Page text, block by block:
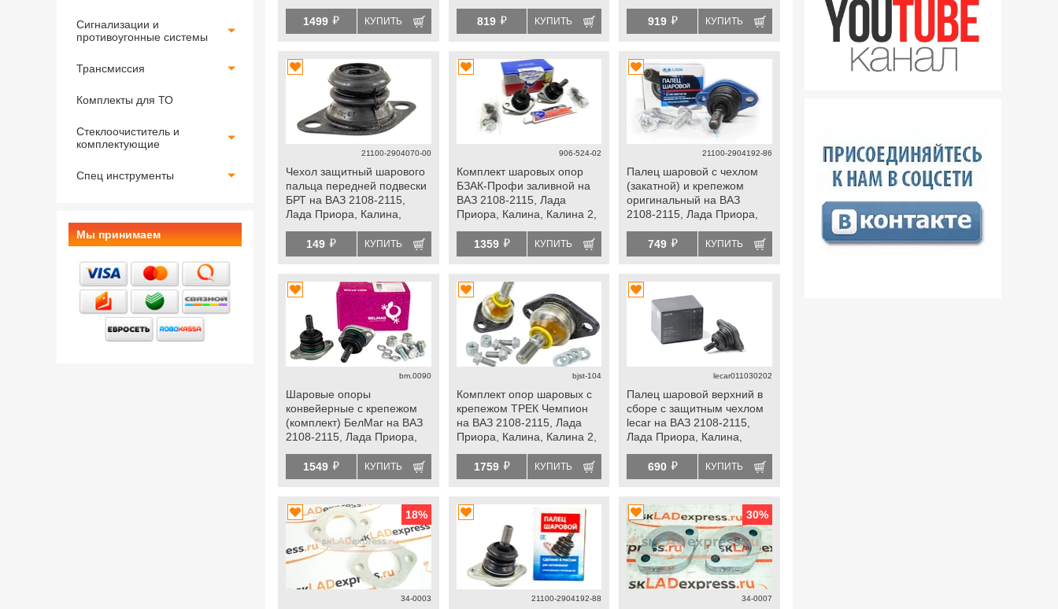
Сигнализации и
противоугонные системы
Трансмиссия
Комплекты для ТО
Стеклоочиститель и
комплектующие
Спец инструменты
Мы принимаем
Ока, datsun
1499 й КУПИТЬ
Ока, datsun
819 й КУПИТЬ
Гранта, Гранта fl, Ока,
datsun
919 й КУПИТЬ
21100-2904070-00
Чехол защитный шарового
пальца передней подвески
БРТ на ВАЗ 2108-2115,
Лада Приора, Калина,
Ока, datsun
149 й КУПИТЬ
906-524-02
Комплект шаровых опор
БЗАК-Профи заливной на
ВАЗ 2108-2115, Лада
Приора, Калина, Калина 2,
datsun
1359 й КУПИТЬ
21100-2904192-86
Палец шаровой с чехлом
(закатной) и крепежом
оригинальный на ВАЗ
2108-2115, Лада Приора,
Гранта fl, Ока, datsun
749 й КУПИТЬ
bm.0090
Шаровые опоры
конвейерные с крепежом
(комплект) БелМаг на ВАЗ
2108-2115, Лада Приора,
Гранта fl, Ока, datsun
1549 й КУПИТЬ
bjst-104
Комплект опор шаровых с
крепежом ТРЕК Чемпион
на ВАЗ 2108-2115, Лада
Приора, Калина, Калина 2,
datsun
1759 й КУПИТЬ
lecar011030202
Палец шаровой верхний в
сборе с защитным чехлом
lecar на ВАЗ 2108-2115,
Лада Приора, Калина,
Ока, datsun
690 й КУПИТЬ
18%
34-0003 21100-2904192-88
30%
34-0007